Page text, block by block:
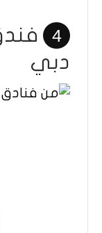
4
دبي